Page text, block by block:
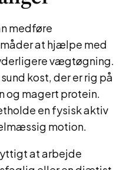
medføre
at hjælpe med
vægtøgning.
kost, der er rig på
og magert protein.
en fysisk aktiv
motion.
at arbejde